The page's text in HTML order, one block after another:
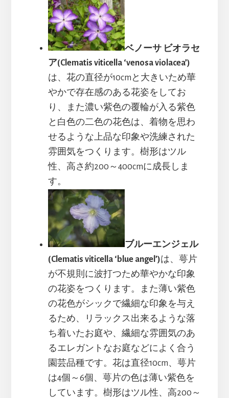
ベノーサ ビオラセ
ア(Clematis viticella ‘venosa violacea’)
は、花の直径が10cmと大きいため華
やかで存在感のある花姿をしてお
り、また濃い紫色の覆輪が入る紫色
と白色の二色の花色は、着物を思わ
せるような上品な印象や洗練された
雰囲気をつくります。樹形はツル
性、高さ約200～400cmに成長しま
す。
ブルーエンジェル
(Clematis viticella ‘blue angel’)は、萼片
が不規則に波打つため華やかな印象
の花姿をつくります。また薄い紫色
の花色がシックで繊細な印象を与え
るため、リラックス出来るような落
ち着いたお庭や、繊細な雰囲気のあ
るエレガントなお庭などによく合う
園芸品種です。花は直径10cm、萼片
は4個～6個、萼片の色は薄い紫色を
しています。樹形はツル性、高200～